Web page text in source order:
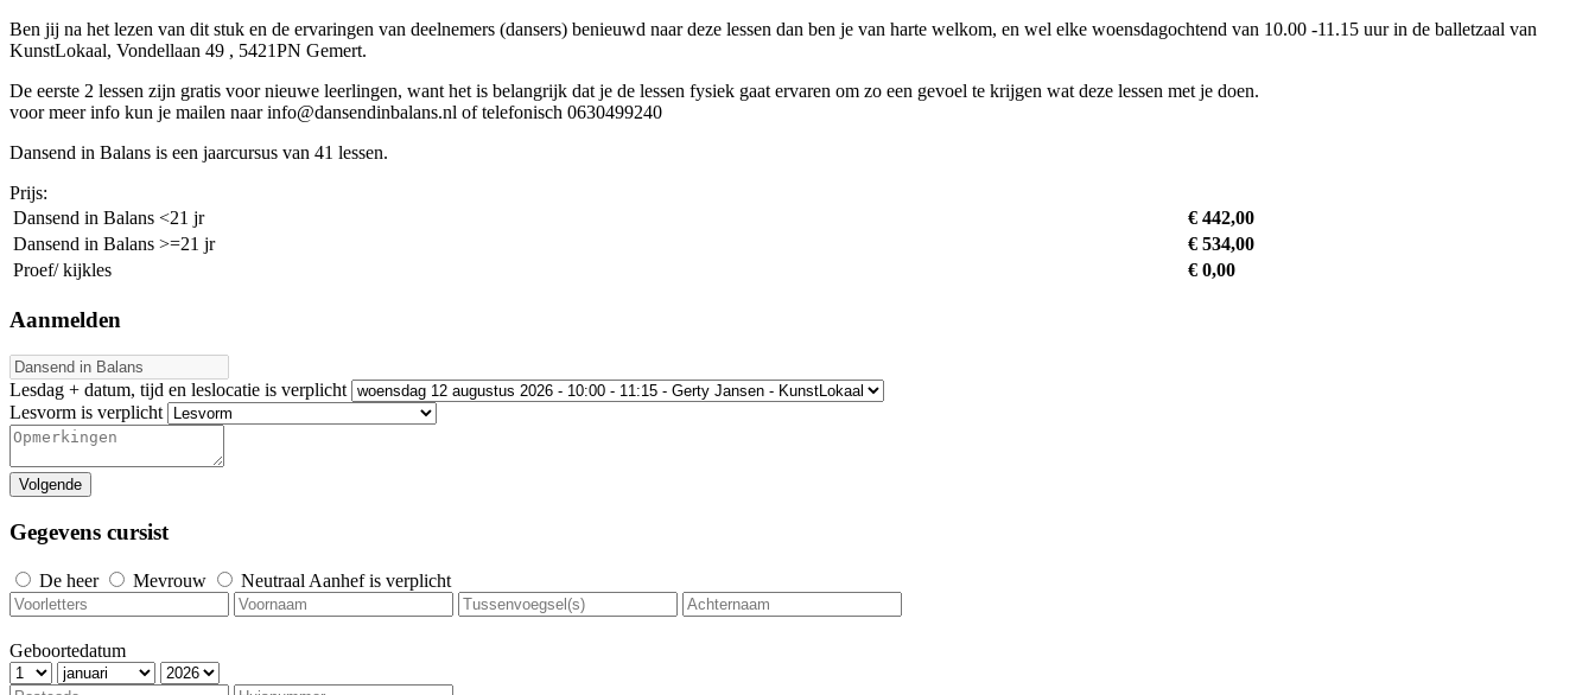
Ben jij na het lezen van dit stuk en de ervaringen van deelnemers (dansers) benieuwd naar deze lessen dan ben je van harte welkom, en wel elke woensdagochtend van 10.00 -11.15 uur in de balletzaal van
KunstLokaal, Vondellaan 49 , 5421PN Gemert.
De eerste 2 lessen zijn gratis voor nieuwe leerlingen, want het is belangrijk dat je de lessen fysiek gaat ervaren om zo een gevoel te krijgen wat deze lessen met je doen.
voor meer info kun je mailen naar info@dansendinbalans.nl of telefonisch 0630499240
Dansend in Balans is een jaarcursus van 41 lessen.
Prijs:
Dansend in Balans <21 jr
€ 442,00
Dansend in Balans >=21 jr
€ 534,00
Proef/ kijkles
€ 0,00
Aanmelden
Lesdag + datum, tijd en leslocatie is verplicht
Lesvorm is verplicht
Volgende
Gegevens cursist
De heer Mevrouw Neutraal Aanhef is verplicht
Geboortedatum